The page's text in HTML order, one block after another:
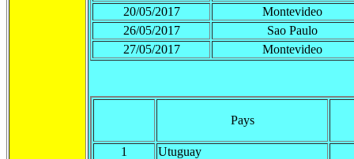
20/05/2017
Montevideo
26/05/2017
Sao Paulo
27/05/2017
Montevideo
Pays
1
Utuguay